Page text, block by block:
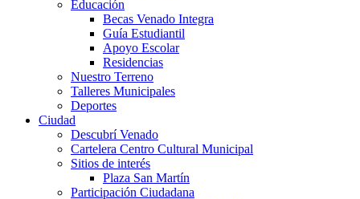
Educación
Becas Venado Integra
Guía Estudiantil
Apoyo Escolar
Residencias
Nuestro Terreno
Talleres Municipales
Deportes
Ciudad
Descubrí Venado
Cartelera Centro Cultural Municipal
Sitios de interés
Plaza San Martín
Participación Ciudadana